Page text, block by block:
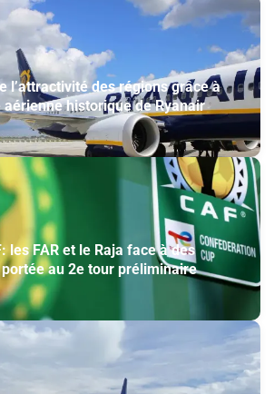
l’attractivité des régions grâce à
historique de Ryanair
les FAR et le Raja face à des
au 2e tour préliminaire